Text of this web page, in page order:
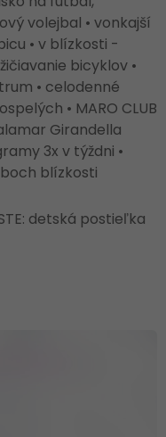
volejbal • vonkajší
• v blízkosti -
bicyklov •
• celodenné
• MARO CLUB
Girandella
3x v týždni •
blízkosti
detská postieľka